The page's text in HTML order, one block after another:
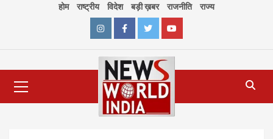
होम राष्ट्रीय विदेश बड़ी ख़बर राजनीति राज्य
InstagramFacebookTwitterYoutube
Menu